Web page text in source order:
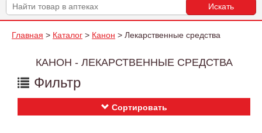
Главная > Каталог > Канон > Лекарственные средства
КАНОН - ЛЕКАРСТВЕННЫЕ СРЕДСТВА
Фильтр
Сортировать